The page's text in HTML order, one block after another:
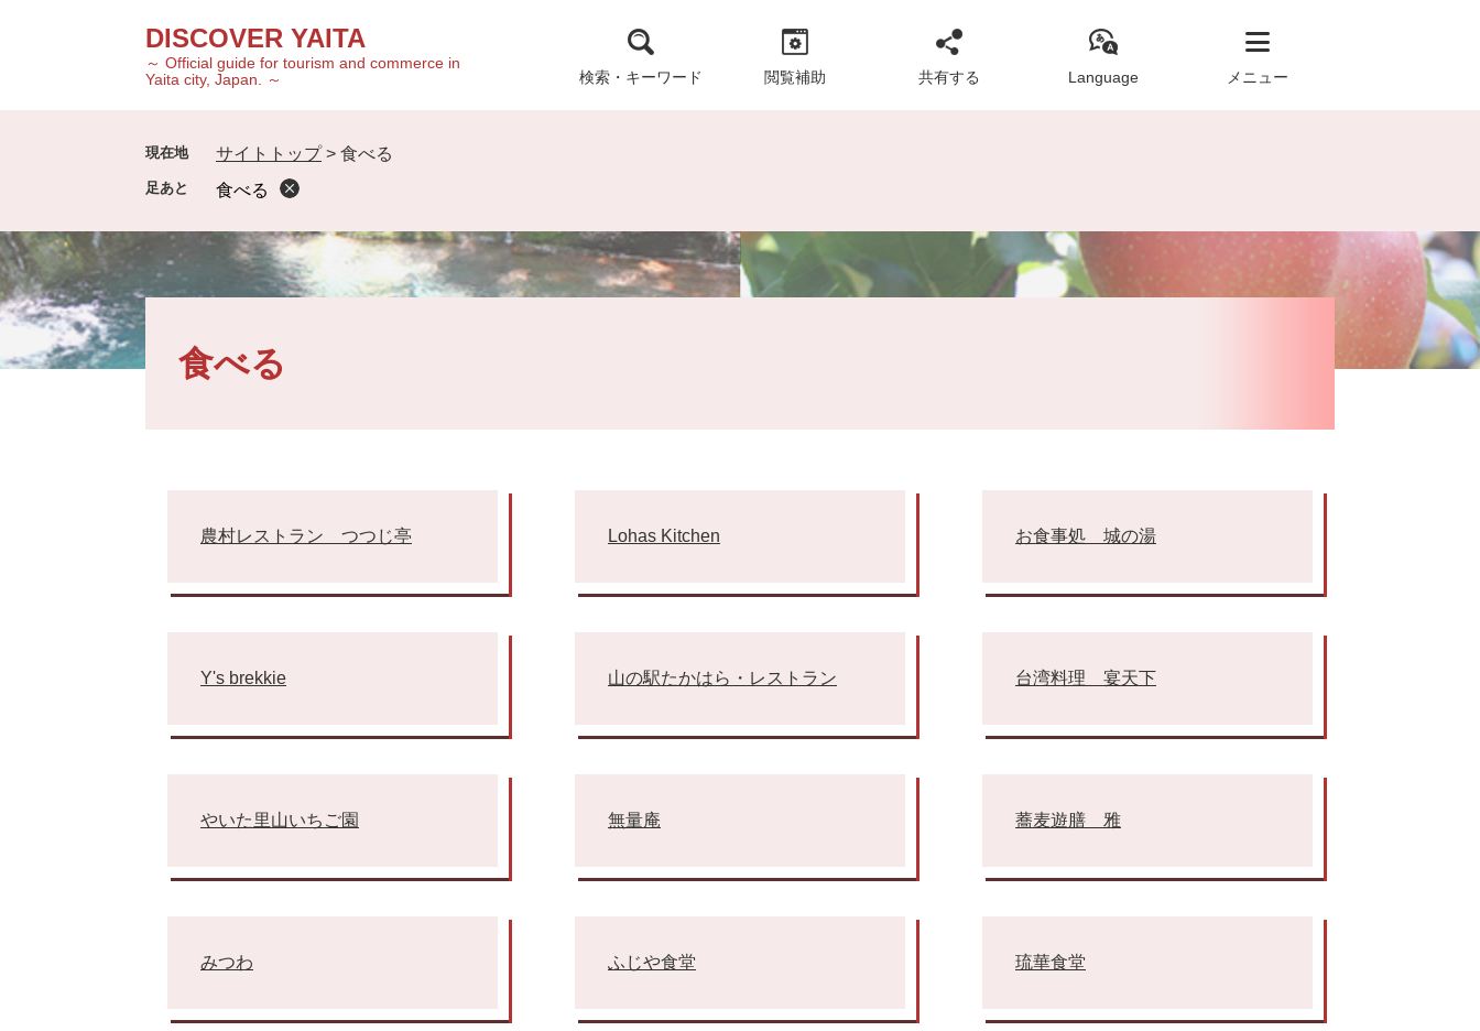
本
文
へ
DISCOVER YAITA
～ Official guide for tourism and commerce in
Yaita city, Japan. ～
検索・ キーワード 閲覧補助 共有する Language メニュー
現在地 サイトトップ > 食べる
食べる
食べる
農村レストラン つつじ亭 Lohas Kitchen お食事処 城の湯
Y's brekkie 山の駅たかはら・レストラン 台湾料理 宴天下
やいた里山いちご園 無量庵 蕎麦遊膳 雅
みつわ ふじや食堂 琉華食堂